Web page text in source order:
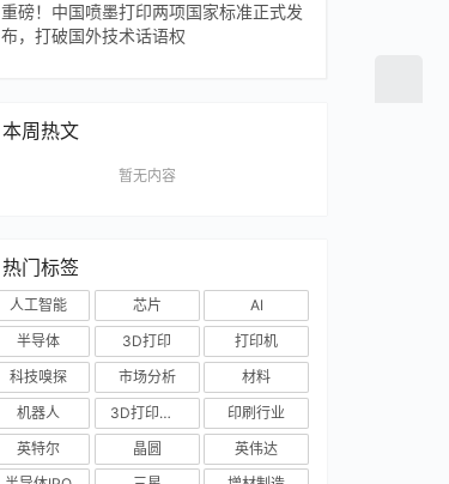
重磅！中国喷墨打印两项国家标准正式发
布，打破国外技术话语权
本周热文
暂无内容
热门标签
人工智能 芯片
AI
半导体
3D打印
打印机
科技嗅探
市场分析
材料
机器人
3D打印技术
印刷行业
英特尔
晶圆
英伟达